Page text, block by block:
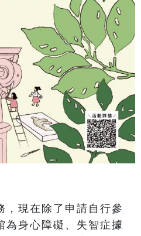
，現在除了申請自行參
為身心障礙、失智症據